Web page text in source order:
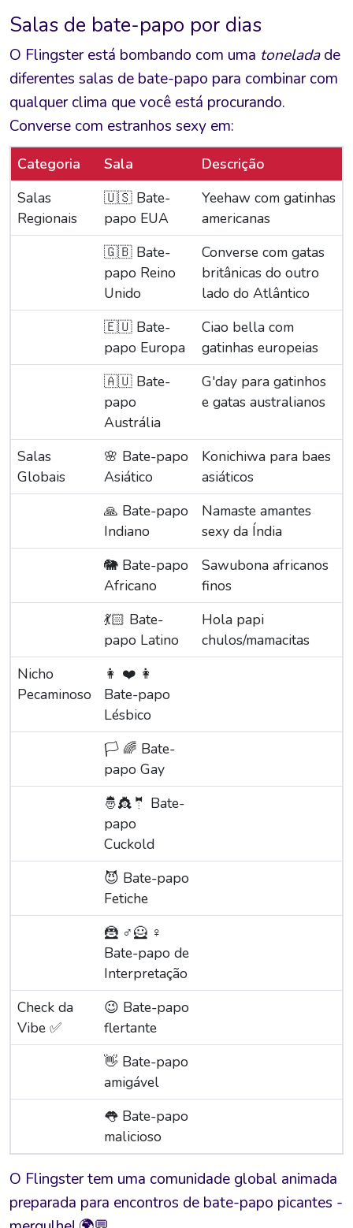
Salas de bate-papo por dias
O Flingster está bombando com uma toneladade
diferentes salas de bate-papo para combinar com
qualquer clima que você está procurando.
Converse com estranhos sexy em:
Categoria Sala
Descrição
Salas
Regionais
🇺🇸 Bate-
papo EUA
Yeehaw com gatinhas
americanas
🇬🇧 Bate-
papo Reino
Unido
Converse com gatas
britânicas do outro
lado do Atlântico
🇪🇺 Bate-
papo Europa
Ciao bella com
gatinhas europeias
🇦🇺 Bate-
papo
Austrália
G'day para gatinhos
e gatas australianos
Salas
Globais
🌸 Bate-papo
Asiático
Konichiwa para baes
asiáticos
🙏 Bate-papo
Indiano
Namaste amantes
sexy da Índia
🐘 Bate-papo
Africano
Sawubona africanos
finos
💃🏻 Bate-
papo Latino
Hola papi
chulos/mamacitas
Nicho
Pecaminoso
👩 ‍❤️ ‍👩
Bate-papo
Lésbico
🏳️ ‍🌈 Bate-
papo Gay
🤴👸🤵 Bate-
papo
Cuckold
😈 Bate-papo
Fetiche
🦹 ‍♂️🦸 ‍♀️
Bate-papo de
Interpretação
Check da
Vibe ✅
😉 Bate-papo
flertante
👋 Bate-papo
amigável
👅 Bate-papo
malicioso
O Flingster tem uma comunidade global animada
preparada para encontros de bate-papo picantes -